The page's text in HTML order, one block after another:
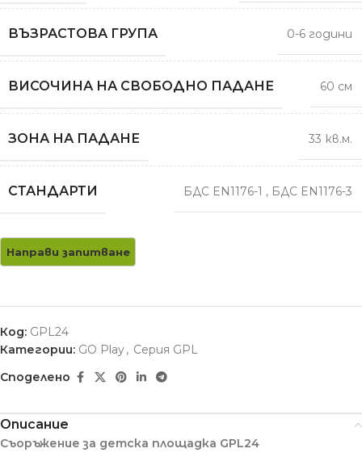
ВЪЗРАСТОВА ГРУПА 0-6 години
ВИСОЧИНА НА СВОБОДНО ПАДАНЕ 60 см
ЗОНА НА ПАДАНЕ 33 кв.м.
СТАНДАРТИ БДС EN1176-1 , БДС EN1176-3
Код: GPL24
Категории: GO Play, Серия GPL
Споделено
Описание
Съоръжение за детска площадка GPL24